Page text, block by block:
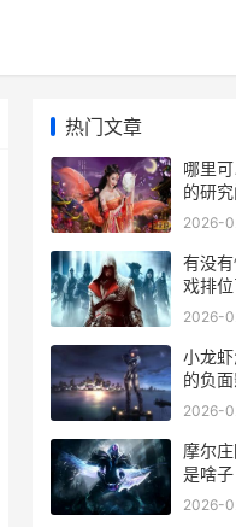
热门文章
哪里
的研
子简笔
2026-
有没
戏排
速获得
2026-
小龙
的负
御病毒
2026-
摩尔
是啥
么赚钱
2026-